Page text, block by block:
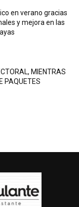
en verano gracias
y mejora en las
MIENTRAS
PAQUETES